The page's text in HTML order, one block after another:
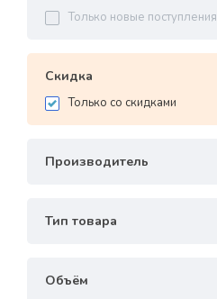
Только новые поступления
Скидка
Только со cкидками
Производитель
Тип товара
Объём